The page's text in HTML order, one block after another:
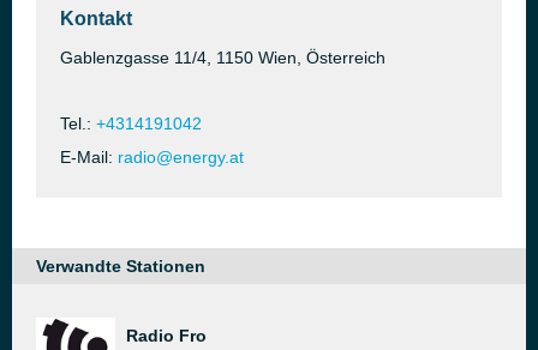
Kontakt
Gablenzgasse 11/4, 1150 Wien, Österreich
Tel.: +4314191042
E-Mail: radio@energy.at
Verwandte Stationen
Radio Fro